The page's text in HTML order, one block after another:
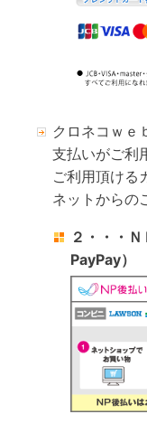
クロネコｗｅ
支払いがご利
ご利用頂ける
ネットからの
２・・・
PayPay）